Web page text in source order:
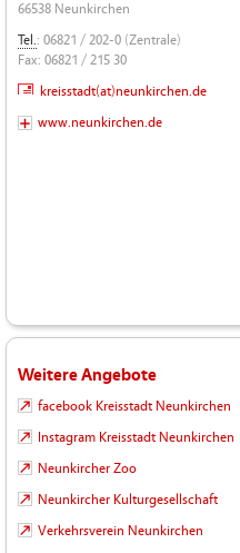
66538 Neunkirchen
Tel.: 06821 / 202-0 (Zentrale)
Fax: 06821 / 215 30
kreisstadt(at)neunkirchen.de
www.neunkirchen.de
Weitere Angebote
facebook Kreisstadt Neunkirchen
Instagram Kreisstadt Neunkirchen
Neunkircher Zoo
Neunkircher Kulturgesellschaft
Verkehrsverein Neunkirchen